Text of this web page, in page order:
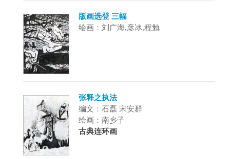
版画选登 三幅
绘画：刘广海,彦冰,程勉
张释之执法
编文：石磊 宋安群
绘画：南乡子
古典连环画